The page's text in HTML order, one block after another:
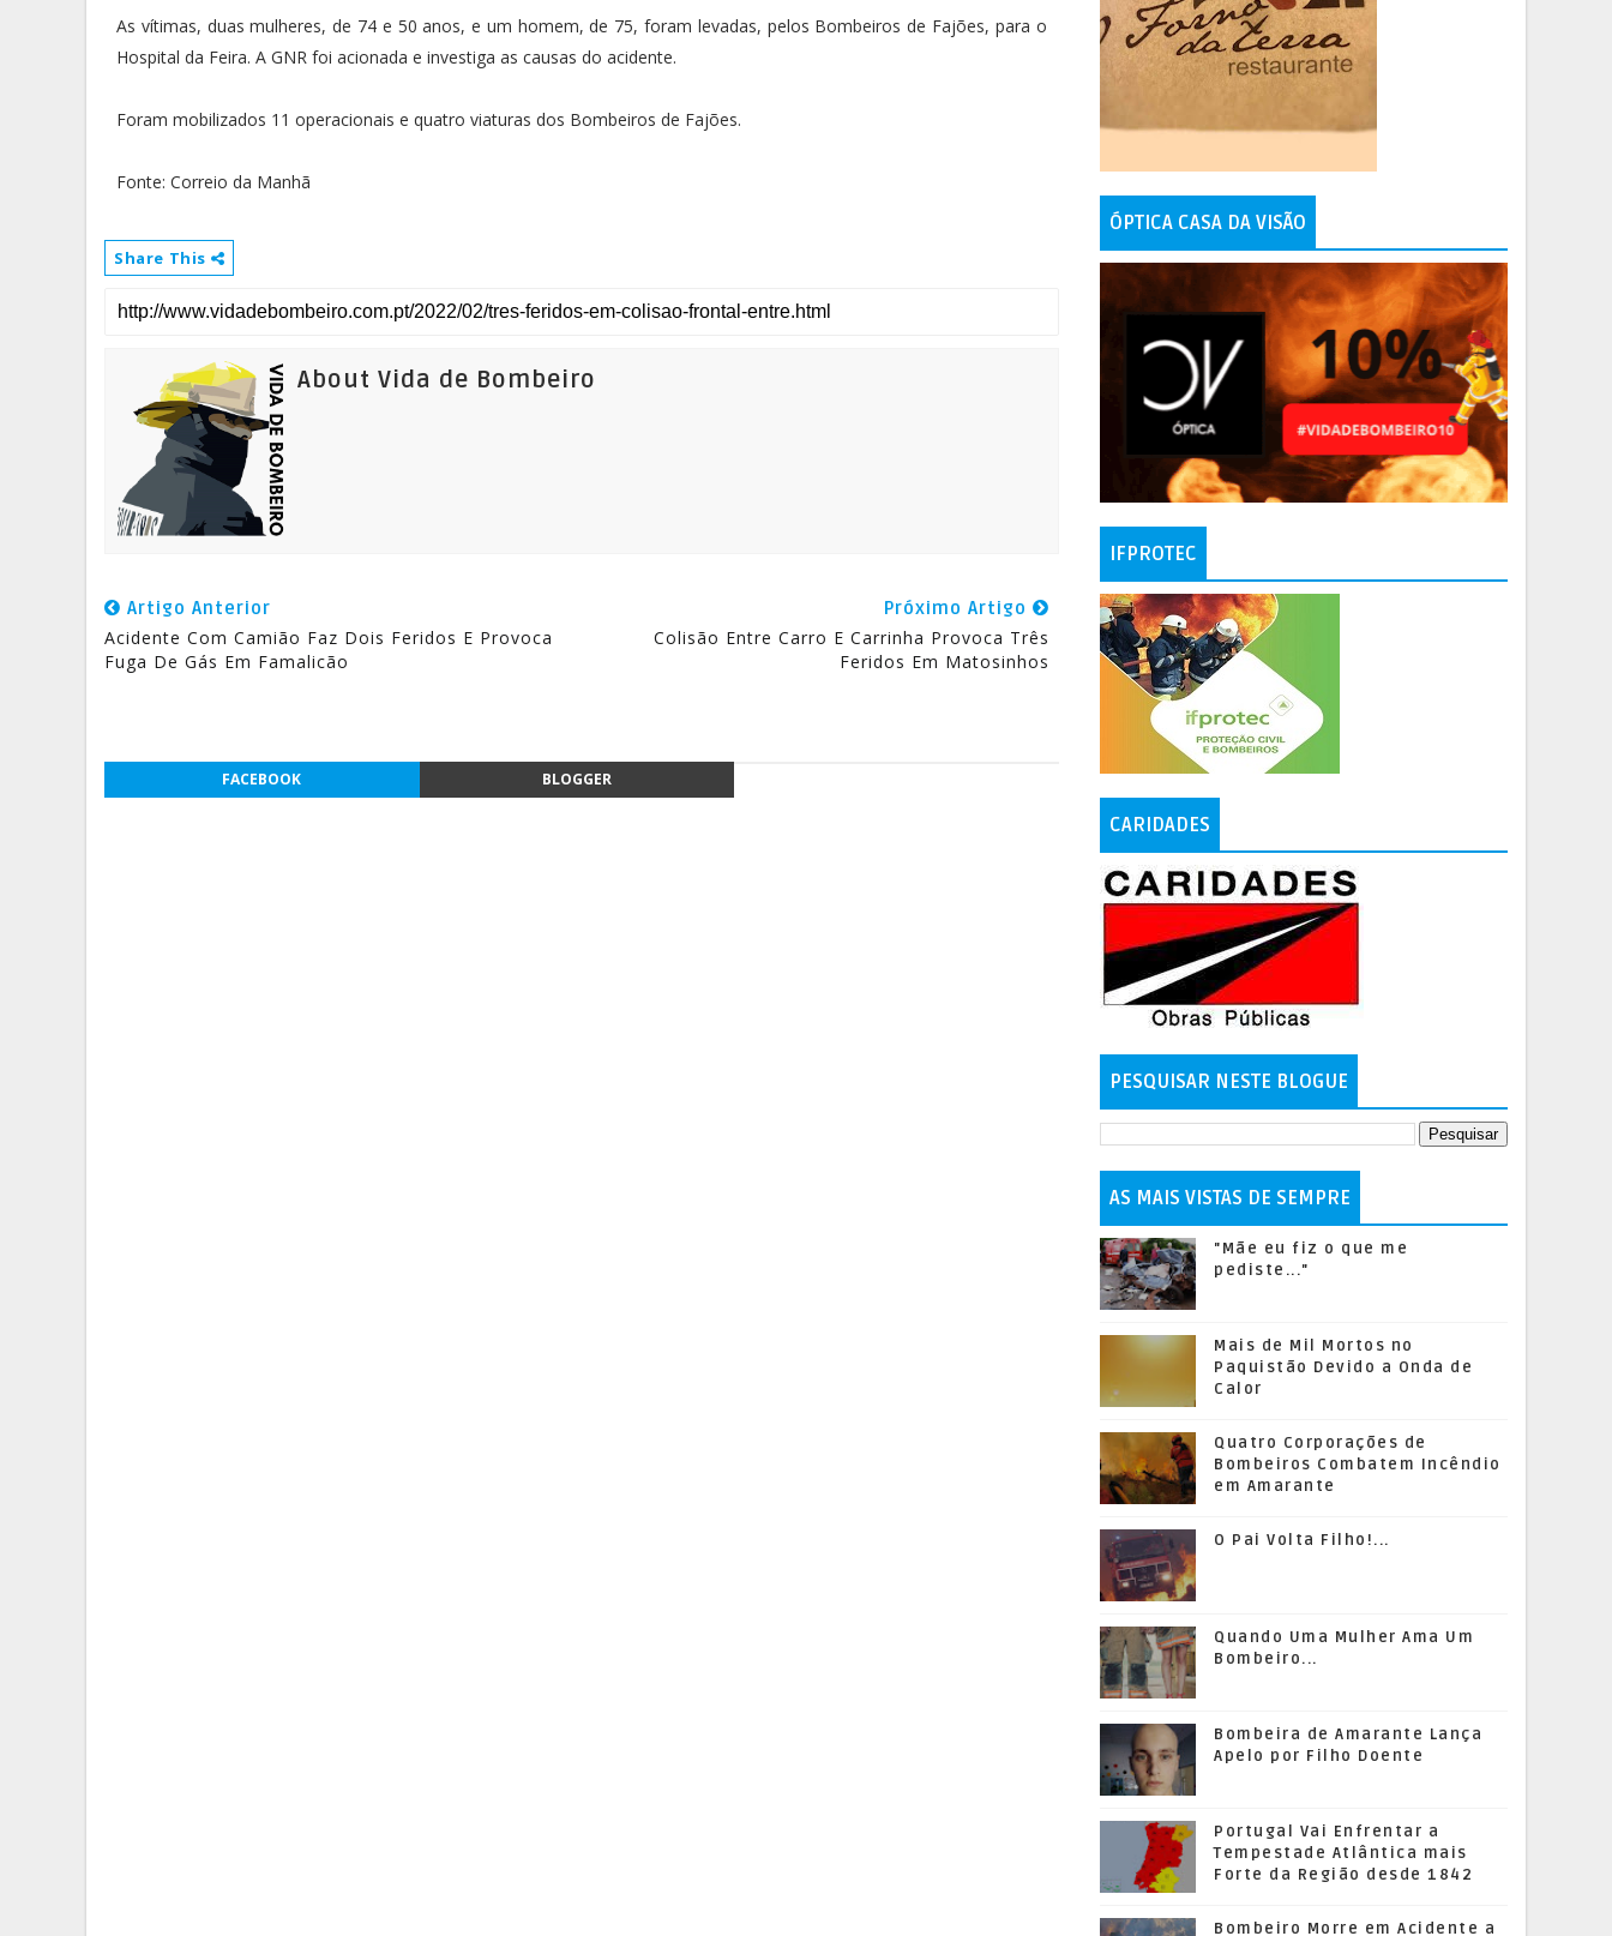
As vítimas, duas mulheres, de 74 e 50 anos, e um homem, de 75, foram levadas, pelos Bombeiros de Fajões, para o
Hospital da Feira. A GNR foi acionada e investiga as causas do acidente.
Foram mobilizados 11 operacionais e quatro viaturas dos Bombeiros de Fajões.
Fonte: Correio da Manhã
Share This
About Vida de Bombeiro
Artigo Anterior
Acidente Com Camião Faz Dois Feridos E Provoca
Fuga De Gás Em Famalicão
Próximo Artigo
Colisão Entre Carro E Carrinha Provoca Três
Feridos Em Matosinhos
FACEBOOK BLOGGER
ÓPTICA CASA DA VISÃO
IFPROTEC
CARIDADES
PESQUISAR NESTE BLOGUE
AS MAIS VISTAS DE SEMPRE
"Mãe eu fiz o que me
pediste..."
Mais de Mil Mortos no
Paquistão Devido a Onda de
Calor
Quatro Corporações de
Bombeiros Combatem Incêndio
em Amarante
O Pai Volta Filho!...
Quando Uma Mulher Ama Um
Bombeiro...
Bombeira de Amarante Lança
Apelo por Filho Doente
Portugal Vai Enfrentar a
Tempestade Atlântica mais
Forte da Região desde 1842
Bombeiro Morre em Acidente a